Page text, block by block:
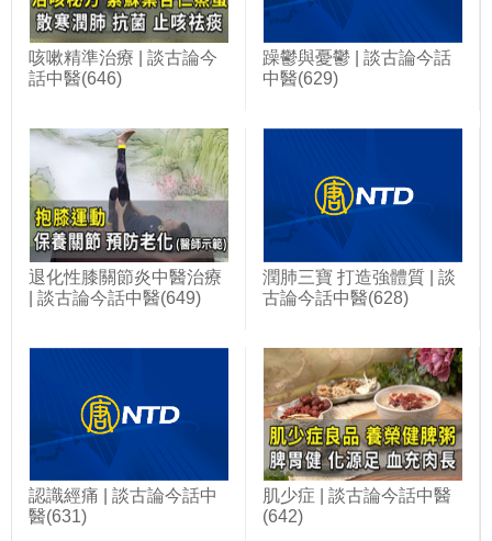
咳嗽精準治療 | 談古論今
話中醫(646)
躁鬱與憂鬱 | 談古論今話
中醫(629)
退化性膝關節炎中醫治療
| 談古論今話中醫(649)
潤肺三寶 打造強體質 | 談
古論今話中醫(628)
認識經痛 | 談古論今話中
醫(631)
肌少症 | 談古論今話中醫
(642)